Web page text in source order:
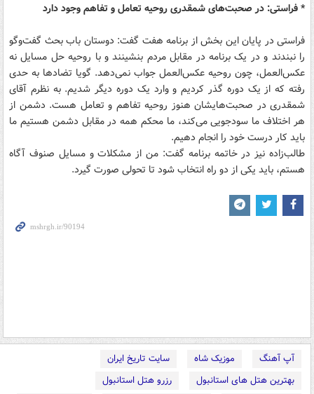
* فراستی: در صحبت‌های شمقدری روحیه تعامل و تفاهم وجود دارد
فراستی در پایان این بخش از برنامه هفت گفت: دوستان باب بحث گفت‌و‌گو
را نبندند و در یک برنامه در مقابل مردم بنشینند و با روحیه حل مسایل نه
عکس‌العمل، چون روحیه عکس‌العمل جواب نمی‌دهد‌. گویا تضادها به حدی
رفته که از یک دوره گذر کردیم و وارد یک دوره دیگر شدیم. به نظرم آقای
شمقدری در صحبت‌هایشان هنوز روحیه تفاهم و تعامل هست. دشمن از
هر اختلاف ما سودجویی می‌کند، ما محکم همه در مقابل دشمن هستیم ما
باید کار درست خود را انجام دهیم.
طالب‌زاده نیز در خاتمه برنامه گفت: من از مشکلات و مسایل صنوف آگاه
هستم، باید یکی از دو را‌ه انتخاب شود تا تحولی صورت گیرد.
آپ آهنگ موزیک شاه
سایت تاریخ ایران
بهترین هتل های استانبول
رزرو هتل استانبول